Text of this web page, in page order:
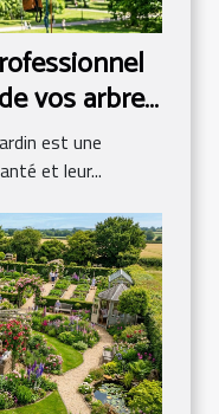
vos arbres
est une
et leur...